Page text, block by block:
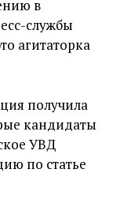
в
службы
агитаторка
получила
кандидаты
УВД
по статье